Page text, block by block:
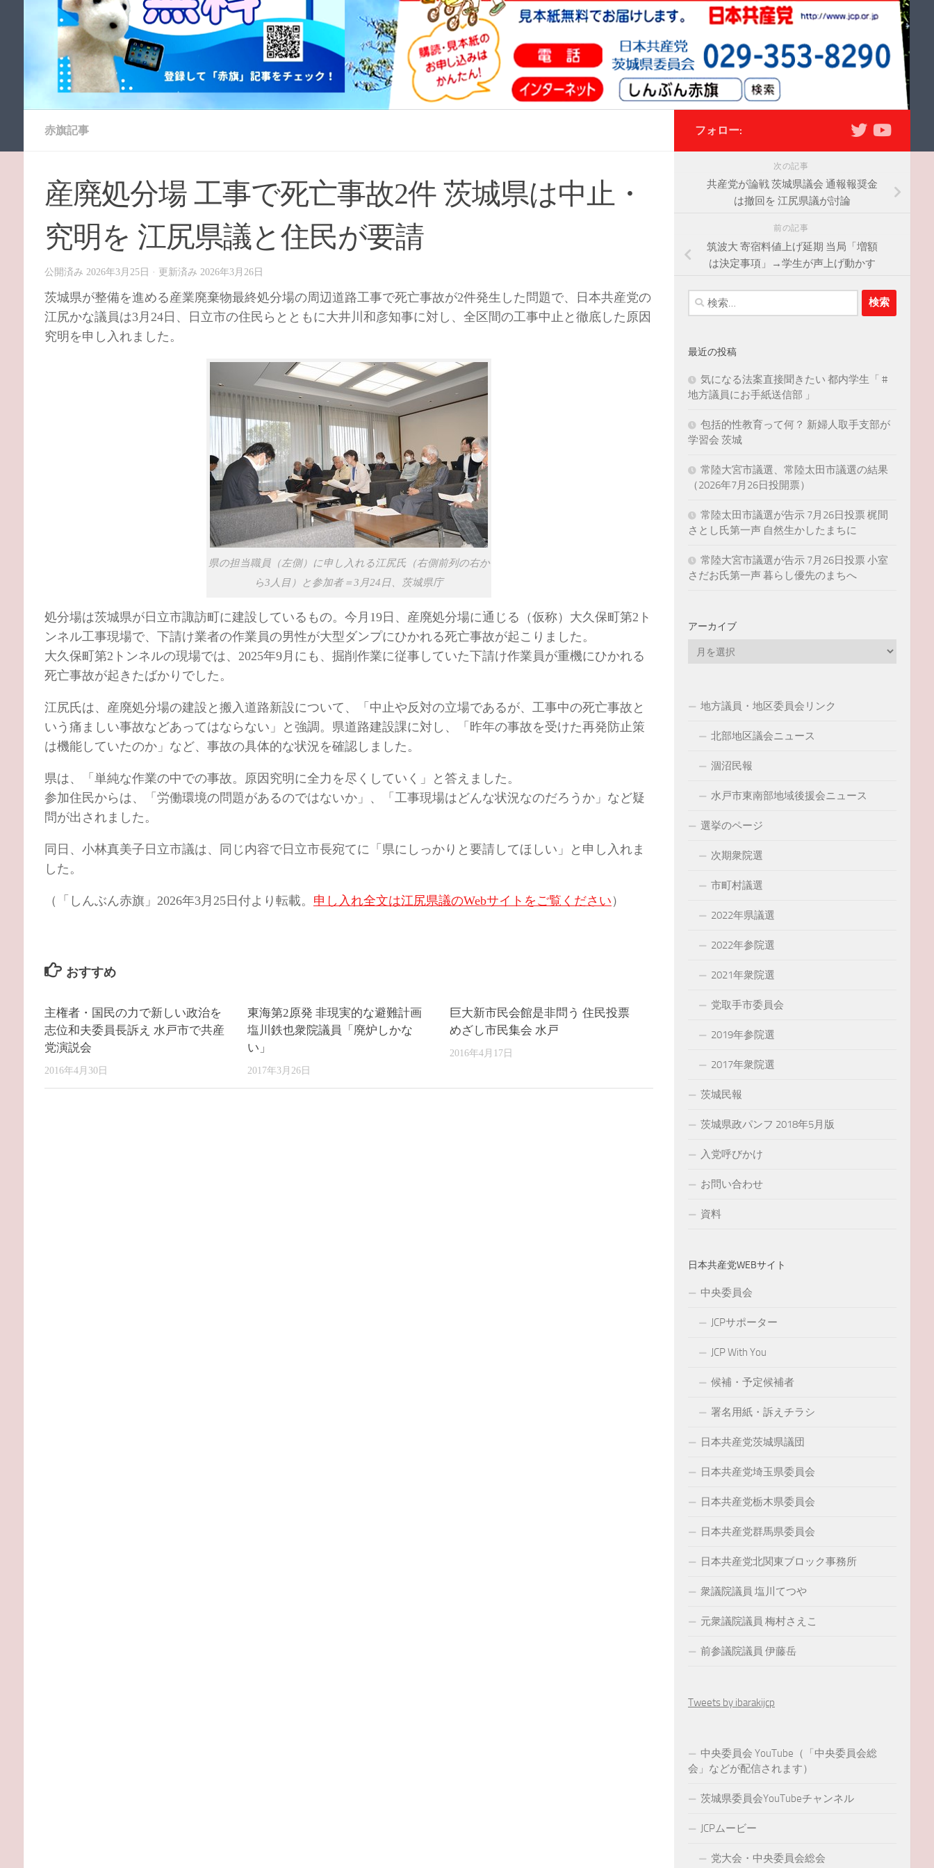
赤旗記事
産廃処分場 工事で死亡事故2件 茨城県は中止・
究明を 江尻県議と住民が要請
公開済み 2026年3月25日 · 更新済み 2026年3月26日
茨城県が整備を進める産業廃棄物最終処分場の周辺道路工事で死亡事故が2件発生した問題で、日本共産党の
江尻かな議員は3月24日、日立市の住民らとともに大井川和彦知事に対し、全区間の工事中止と徹底した原因
究明を申し入れました。
県の担当職員（左側）に申し入れる江尻氏（右側前列の右か
ら3人目）と参加者＝3月24日、茨城県庁
処分場は茨城県が日立市諏訪町に建設しているもの。今月19日、産廃処分場に通じる（仮称）大久保町第2ト
ンネル工事現場で、下請け業者の作業員の男性が大型ダンプにひかれる死亡事故が起こりました。
大久保町第2トンネルの現場では、2025年9月にも、掘削作業に従事していた下請け作業員が重機にひかれる
死亡事故が起きたばかりでした。
江尻氏は、産廃処分場の建設と搬入道路新設について、「中止や反対の立場であるが、工事中の死亡事故と
いう痛ましい事故などあってはならない」と強調。県道路建設課に対し、「昨年の事故を受けた再発防止策
は機能していたのか」など、事故の具体的な状況を確認しました。
県は、「単純な作業の中での事故。原因究明に全力を尽くしていく」と答えました。
参加住民からは、「労働環境の問題があるのではないか」、「工事現場はどんな状況なのだろうか」など疑
問が出されました。
同日、小林真美子日立市議は、同じ内容で日立市長宛てに「県にしっかりと要請してほしい」と申し入れま
した。
（「しんぶん赤旗」2026年3月25日付より転載。 申し入れ全文は江尻県議のWebサイトをご覧ください ）
おすすめ
主権者・国民の力で新しい政治を
志位和夫委員長訴え 水戸市で共産
党演説会
2016年4月30日
東海第2原発 非現実的な避難計画
塩川鉄也衆院議員「廃炉しかな
い」
2017年3月26日
巨大新市民会館是非問う 住民投票
めざし市民集会 水戸
2016年4月17日
フォロー:
次の記事
共産党が論戦 茨城県議会 通報報奨金
は撤回を 江尻県議が討論
前の記事
筑波大 寄宿料値上げ延期 当局「増額
は決定事項」→学生が声上げ動かす
検
索:
最近の投稿
気になる法案直接聞きたい 都内学生「 #
地方議員にお手紙送信部 」
包括的性教育って何？ 新婦人取手支部が
学習会 茨城
常陸大宮市議選、常陸太田市議選の結果
（2026年7月26日投開票）
常陸太田市議選が告示 7月26日投票 梶間
さとし氏第一声 自然生かしたまちに
常陸大宮市議選が告示 7月26日投票 小室
さだお氏第一声 暮らし優先のまちへ
アーカイブ
地方議員・地区委員会リンク
北部地区議会ニュース
涸沼民報
水戸市東南部地域後援会ニュース
選挙のページ
次期衆院選
市町村議選
2022年県議選
2022年参院選
2021年衆院選
党取手市委員会
2019年参院選
2017年衆院選
茨城民報
茨城県政パンフ 2018年5月版
入党呼びかけ
お問い合わせ
資料
日本共産党WEBサイト
中央委員会
JCPサポーター
JCP With You
候補・予定候補者
署名用紙・訴えチラシ
日本共産党茨城県議団
日本共産党埼玉県委員会
日本共産党栃木県委員会
日本共産党群馬県委員会
日本共産党北関東ブロック事務所
衆議院議員 塩川てつや
元衆議院議員 梅村さえこ
前参議院議員 伊藤岳
Tweets by ibarakijcp
中央委員会 YouTube（「中央委員会総
会」などが配信されます）
茨城県委員会YouTubeチャンネル
JCPムービー
党大会・中央委員会総会